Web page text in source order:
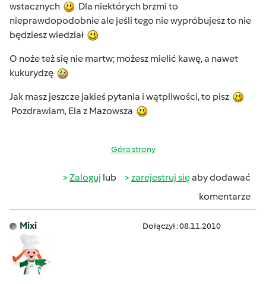
wstacznych
Dla niektórych brzmi to
nieprawdopodobnie ale jeśli tego nie wypróbujesz to nie
będziesz wiedział
O noże też się nie martw; możesz mielić kawę, a nawet
kukurydzę
Jak masz jeszcze jakieś pytania i wątpliwości, to pisz
Pozdrawiam, Ela z Mazowsza
Góra strony
Zaloguj lub zarejestruj sięaby dodawać
komentarze
Mixi Dołączył : 08.11.2010